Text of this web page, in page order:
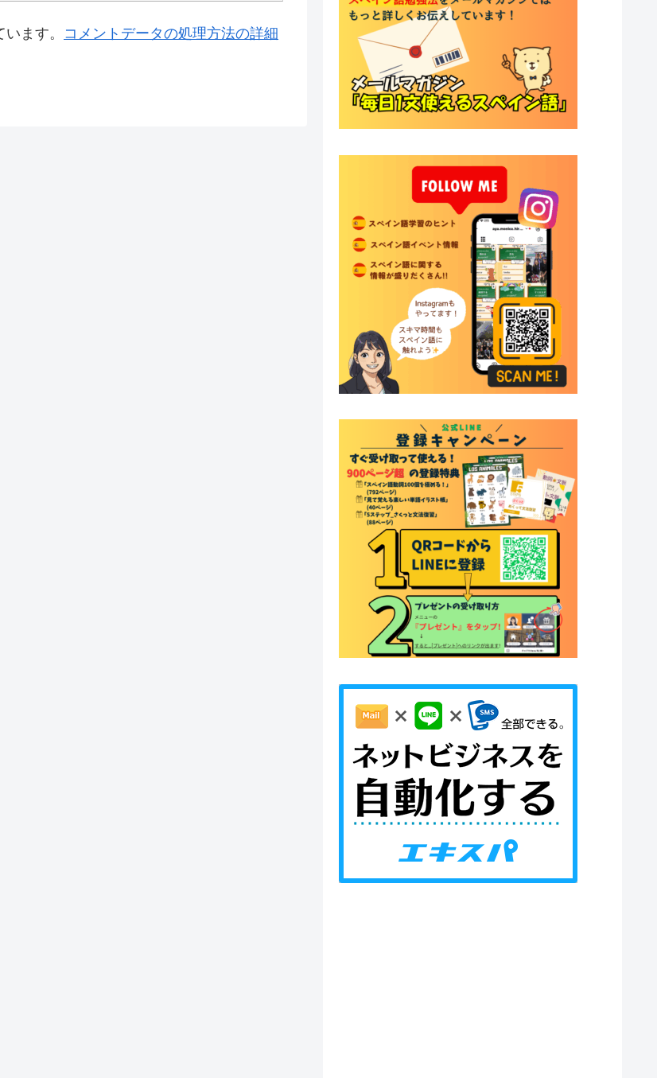
ます。 コメントデータの処理方法の詳細